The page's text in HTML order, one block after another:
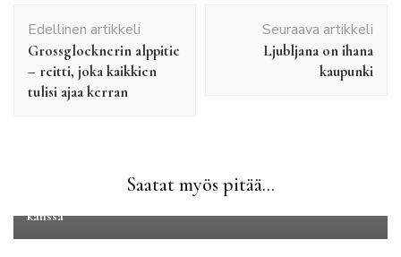
selaus
Edellinen artikkeli
Grossglocknerin alppitie
– reitti, joka kaikkien
tulisi ajaa kerran
Seuraava artikkeli
Ljubljana on ihana
kaupunki
Saatat myös pitää...
Perhematkat Road tripit
Näin suunnittelet ja toteutat road tripin kahdestaan vauvan
kanssa